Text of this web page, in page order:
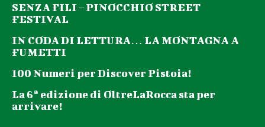
SENZA FILI – PINOCCHIO STREET
FESTIVAL
IN CODA DI LETTURA… LA MONTAGNA A
FUMETTI
100 Numeri per Discover Pistoia!
La 6ª edizione di OltreLaRocca sta per
arrivare!